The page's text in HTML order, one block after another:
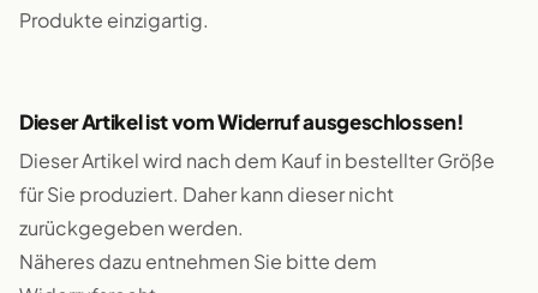
Produkte einzigartig.
Dieser Artikel ist vom Widerruf ausgeschlossen!
Dieser Artikel wird nach dem Kauf in bestellter Größe
für Sie produziert. Daher kann dieser nicht
zurückgegeben werden.
Näheres dazu entnehmen Sie bitte dem